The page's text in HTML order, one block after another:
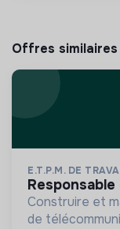
Offres
E.T.P.M. DE
Construire et
de